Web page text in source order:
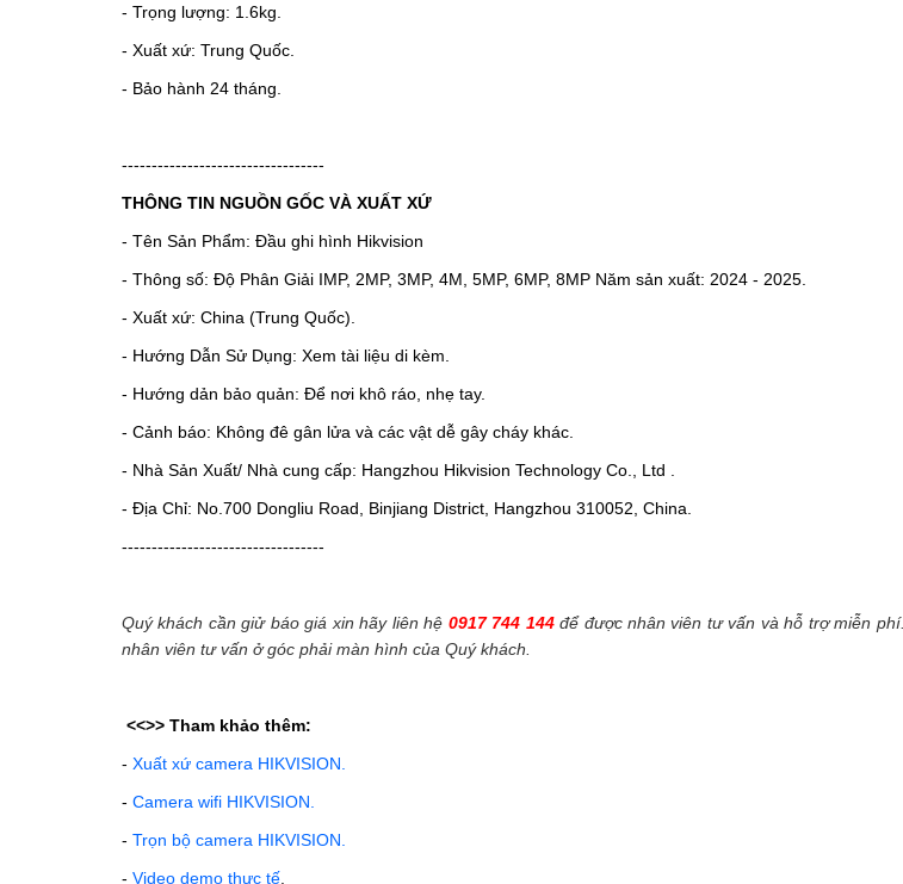
- Trọng lượng: 1.6kg.
- Xuất xứ: Trung Quốc.
- Bảo hành 24 tháng.
----------------------------------
THÔNG TIN NGUỒN GỐC VÀ XUẤT XỨ
- Tên Sản Phẩm: Đầu ghi hình Hikvision
- Thông số: Độ Phân Giải IMP, 2MP, 3MP, 4M, 5MP, 6MP, 8MP Năm sản xuất: 2024 - 2025.
- Xuất xứ: China (Trung Quốc).
- Hướng Dẫn Sử Dụng: Xem tài liệu di kèm.
- Hướng dản bảo quản: Để nơi khô ráo, nhẹ tay.
- Cảnh báo: Không đê gân lửa và các vật dễ gây cháy khác.
- Nhà Sản Xuất/ Nhà cung cấp: Hangzhou Hikvision Technology Co., Ltd .
- Địa Chỉ: No.700 Dongliu Road, Binjiang District, Hangzhou 310052, China.
----------------------------------
Quý khách cần giử báo giá xin hãy liên hệ 0917 744 144để được nhân viên tư vấn và hỗ trợ miễn
nhân viên tư vấn ở góc phải màn hình của Quý khách.
<<>> Tham khảo thêm:
- Xuất xứ camera HIKVISION.
- Camera wifi HIKVISION.
- Trọn bộ camera HIKVISION.
- Video demo thực tế